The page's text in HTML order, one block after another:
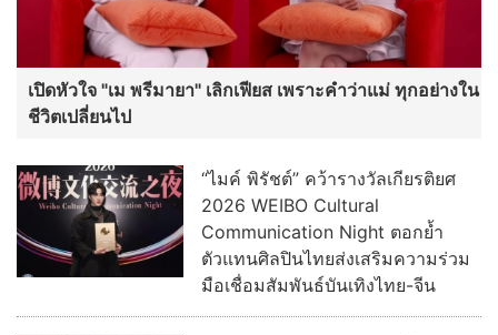
เปิดหัวใจ "เม พรีมายา" เลิกเฟียส เพราะคำว่าแม่ ทุกอย่างใน
ชีวิตเปลี่ยนไป
“ไมค์ พิรัชต์” คว้ารางวัลเกียรติยศ
2026 WEIBO Cultural
Communication Night ตอกย้ำ
ตัวแทนศิลปินไทยส่งเสริมความร่วม
มือเชื่อมสัมพันธ์บันเทิงไทย-จีน